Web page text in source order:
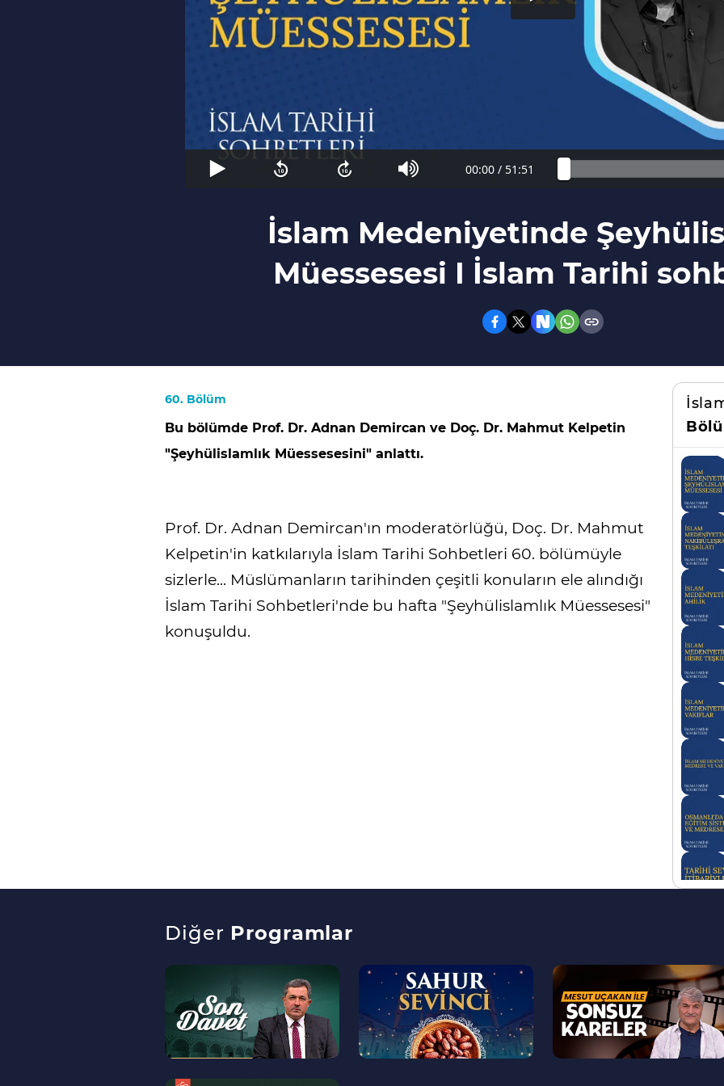
00:00 / 51:51
İslam Medeniyetinde
Müessesesi I İslam Tarihi
60. Bölüm
Bu bölümde Prof. Dr. Adnan Demircan ve Doç. Dr. Mahmut Kelpetin
"Şeyhülislamlık Müessesesini" anlattı.
Prof. Dr. Adnan Demircan'ın moderatörlüğü, Doç. Dr. Mahmut
Kelpetin'in katkılarıyla İslam Tarihi Sohbetleri 60. bölümüyle
sizlerle... Müslümanların tarihinden çeşitli konuların ele alındığı
İslam Tarihi Sohbetleri'nde bu hafta "Şeyhülislamlık Müessesesi"
konuşuldu.
Diğer Programlar
--
--
>